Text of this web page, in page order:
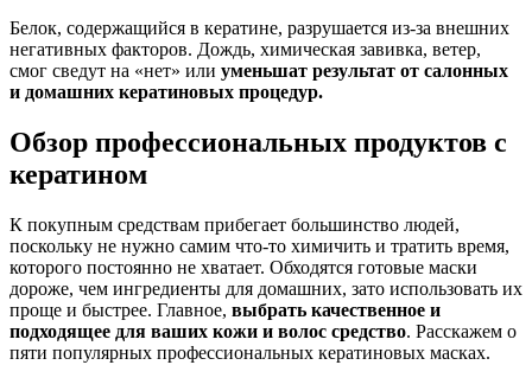
Белок, содержащийся в кератине, разрушается из-за внешних
негативных факторов. Дождь, химическая завивка, ветер,
смог сведут на «нет» или уменьшат результат от салонных
и домашних кератиновых процедур.
Обзор профессиональных продуктов с
кератином
К покупным средствам прибегает большинство людей,
поскольку не нужно самим что-то химичить и тратить время,
которого постоянно не хватает. Обходятся готовые маски
дороже, чем ингредиенты для домашних, зато использовать их
проще и быстрее. Главное, выбрать качественное и
подходящее для ваших кожи и волос средство. Расскажем о
пяти популярных профессиональных кератиновых масках.